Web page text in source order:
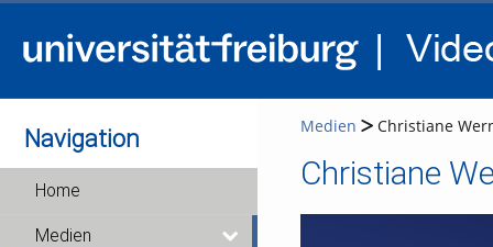
Navigation
Home
Medien
Medien Christiane
Christiane